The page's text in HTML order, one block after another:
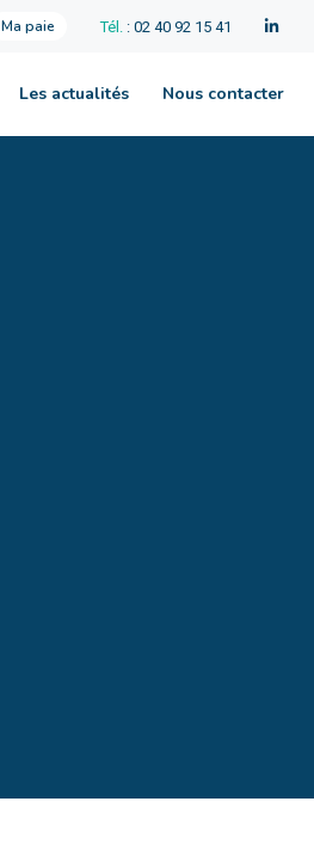
Ma paie Tél. : 02 40 92 15 41
Les actualités Nous contacter